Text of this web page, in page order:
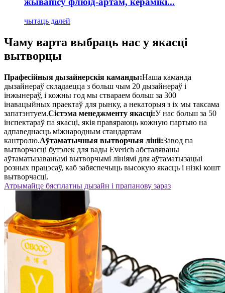
чытаць далей
Чаму варта выбраць нас у якасці
вытворцы
Прафесійныя дызайнерскія каманды:Наша каманда
дызайнераў складаецца з больш чым 20 дызайнераў і
інжынераў, і кожны год мы ствараем больш за 300
інавацыйных праектаў для рынку, а некаторыя з іх мы таксама
запатэнтуем.Сістэма менеджменту якасці:У нас больш за 50
інспектараў па якасці, якія правяраюць кожную партыю на
адпаведнасць міжнародным стандартам
кантролю.Аўтаматычныя вытворчыя лініі:Завод па
вытворчасці бутэлек для вады Everich абсталяваны
аўтаматызаванымі вытворчымі лініямі для аўтаматызацыі
розных працэсаў, каб забяспечыць высокую якасць і нізкі кошт
вытворчасці.
Атрымайце бясплатны дызайн і прапанову зараз